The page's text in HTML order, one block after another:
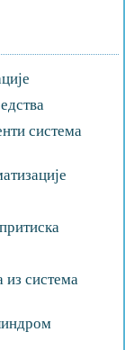
система
из система